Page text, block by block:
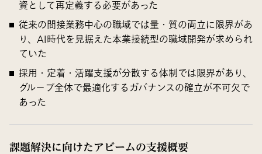
資として再定義する必要があった
従来の間接業務中心の職域では量・質の両立に限界があ
り、AI時代を見据えた本業接続型の職域開発が求められ
ていた
採用・定着・活躍支援が分散する体制では限界があり、
グループ全体で最適化するガバナンスの確立が不可欠で
あった
課題解決に向けたアビームの支援概要